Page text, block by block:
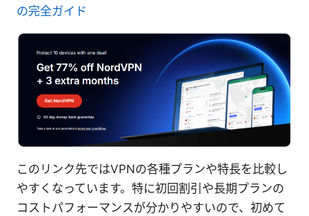
の完全ガイド
このリンク先ではVPNの各種プランや特長を比較し
やすくなっています。特に初回割引や長期プランの
コストパフォーマンスが分かりやすいので、初めて